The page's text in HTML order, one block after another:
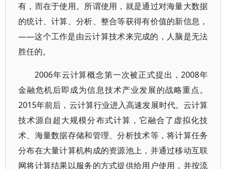
有，而在于使用。所谓使用，就是通过对海量大数据
的统计、计算、分析、整合等获得有价值的新信息，
——这个工作是由云计算技术来完成的，人脑是无法
胜任的。
2006年云计算概念第一次被正式提出，2008年
金融危机后即成为信息技术产业发展的战略重点。
2015年前后，云计算行业进入高速发展时代。云计算
技术源自超大规模分布式计算，它融合了虚拟化技
术、海量数据存储和管理、分析技术等，将计算任务
分布在大量计算机构成的资源池上，并通过移动互联
网将计算结果以服务的方式提供给用户使用，并按流